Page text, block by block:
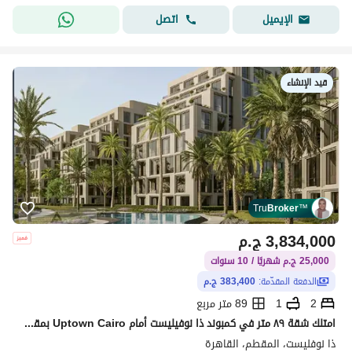
الإيميل
اتصل
قيد الإنشاء
TruBroker™
ج.م3,834,000
25,000 ج.م شهريًا / 10 سنوات
الدفعة المقدّمة: 383,400 ج.م
2
1
89 متر مربع
امتلك شقة ٨٩ متر في كمبوند ذا نوفيليست أمام Uptown Cairo بمقدم ١٠٪ فقط… استثمار ذكي وسكن راقٍ في واحد من أقوى مواقع المقطم
ذا نوفليست، المقطم، القاهرة